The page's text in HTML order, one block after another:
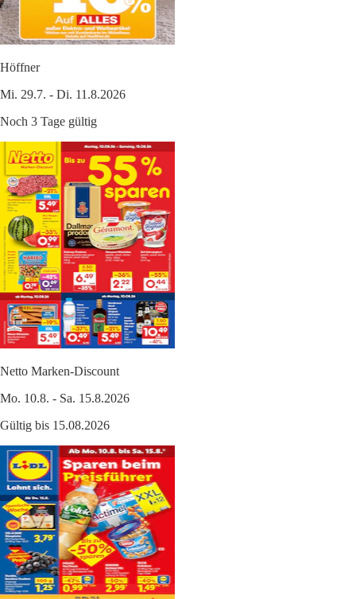
Höffner
Mi. 29.7. - Di. 11.8.2026
Noch 3 Tage gültig
Netto Marken-Discount
Mo. 10.8. - Sa. 15.8.2026
Gültig bis 15.08.2026